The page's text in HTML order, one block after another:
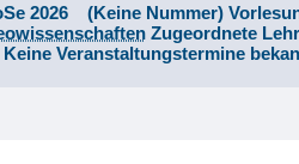
2026 (Keine Nummer)
Zugeordnete
Keine Veranstaltungstermine